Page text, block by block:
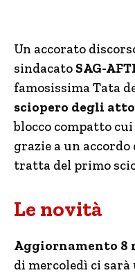
Un accorato
sindacato SAG-
famosissima Tata
sciopero degli
blocco compatto
grazie a un
tratta del primo
Le novità
Aggiornamento 8
di mercoledì ci